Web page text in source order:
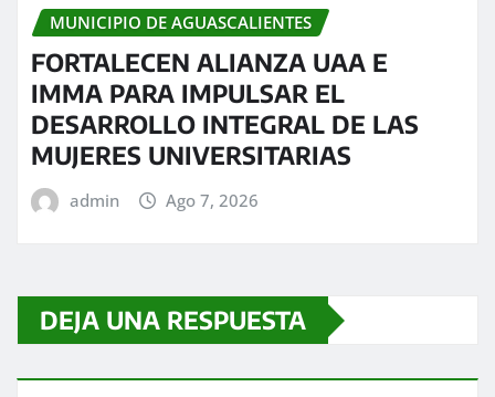
MUNICIPIO DE AGUASCALIENTES
FORTALECEN ALIANZA UAA E
IMMA PARA IMPULSAR EL
DESARROLLO INTEGRAL DE LAS
MUJERES UNIVERSITARIAS
admin Ago 7, 2026
DEJA UNA RESPUESTA